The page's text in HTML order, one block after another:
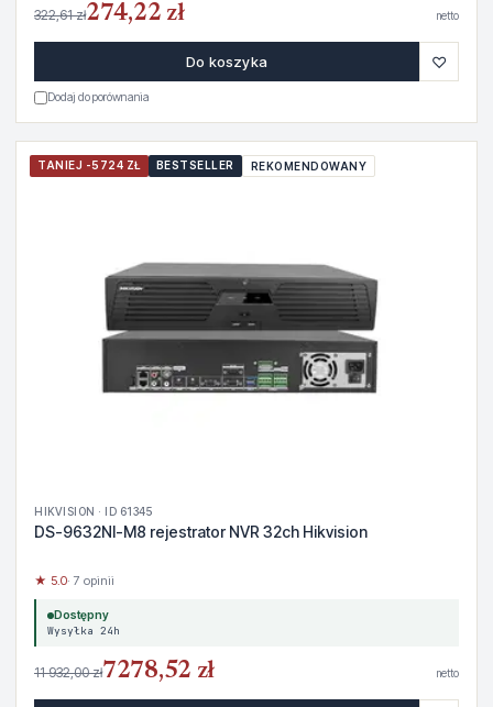
322,61 zł274,22 zł netto
Do koszyka ♡
Dodaj do porównania
TANIEJ -5724 ZŁ BESTSELLER REKOMENDOWANY
HIKVISION · ID 61345
DS-9632NI-M8 rejestrator NVR 32ch Hikvision
★ 5.0· 7 opinii
Dostępny
Wysyłka 24h
11 932,00 zł7278,52 zł netto